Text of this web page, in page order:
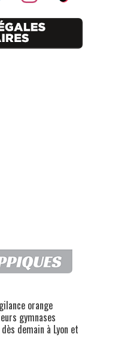
orange
gymnases
demain à Lyon et